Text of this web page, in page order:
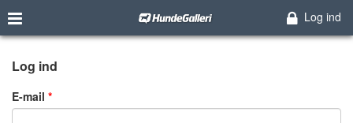
Log ind
Log ind
E-mail